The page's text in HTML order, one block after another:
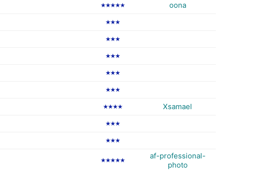
★★★★★ oona
★★★
★★★
★★★
★★★
★★★
★★★★ Xsamael
★★★
★★★
★★★★★
af-professional-
photo